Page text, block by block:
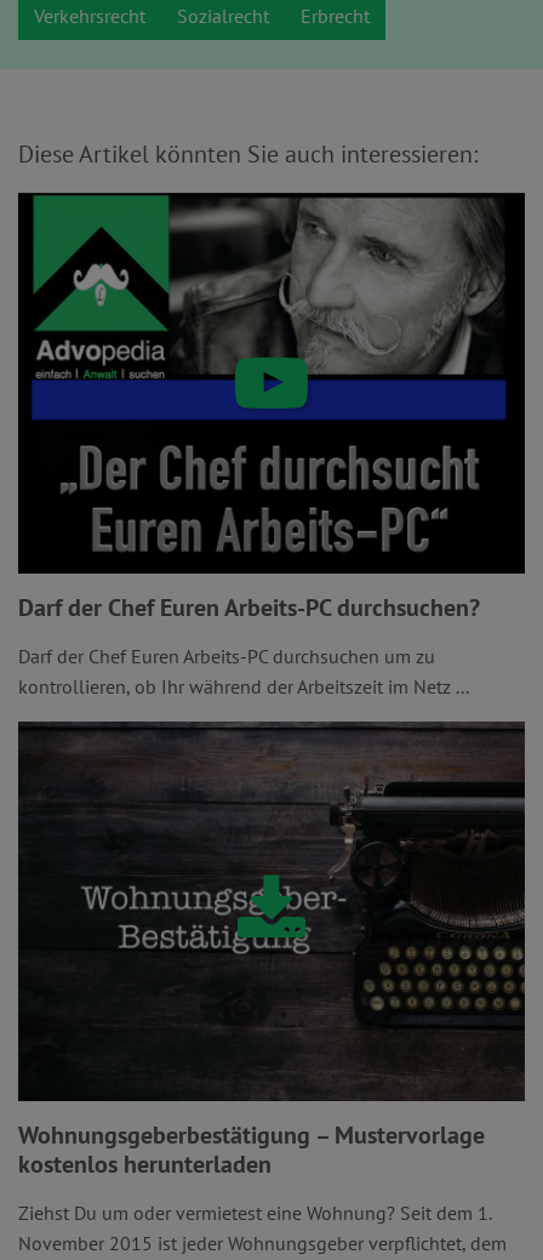
Verkehrsrecht Sozialrecht Erbrecht
Diese Artikel könnten Sie auch interessieren:
Darf der Chef Euren Arbeits-PC durchsuchen?
Darf der Chef Euren Arbeits-PC durchsuchen um zu
kontrollieren, ob Ihr während der Arbeitszeit im Netz ...
Wohnungsgeberbestätigung – Mustervorlage
kostenlos herunterladen
Ziehst Du um oder vermietest eine Wohnung? Seit dem 1.
November 2015 ist jeder Wohnungsgeber verpflichtet, dem